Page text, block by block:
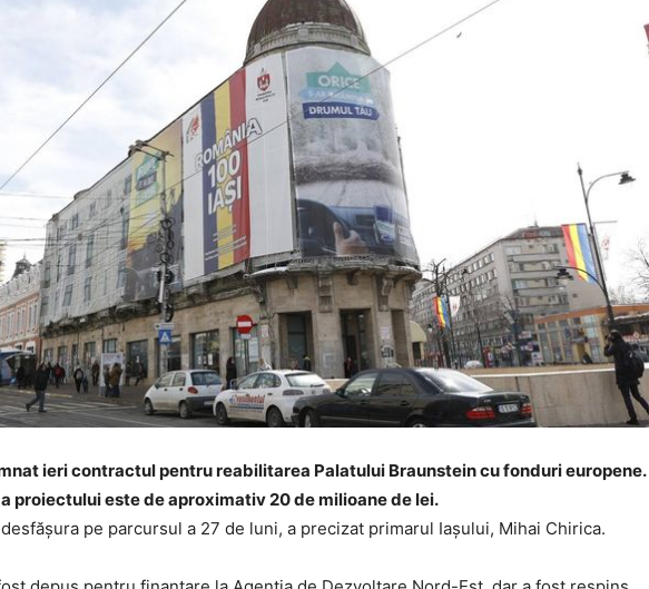
ieri contractul pentru reabilitarea Palatului Braunstein cu fonduri europene.
proiectului este de aproximativ 20 de milioane de lei.
pe parcursul a 27 de luni, a precizat primarul Iaşului, Mihai Chirica.